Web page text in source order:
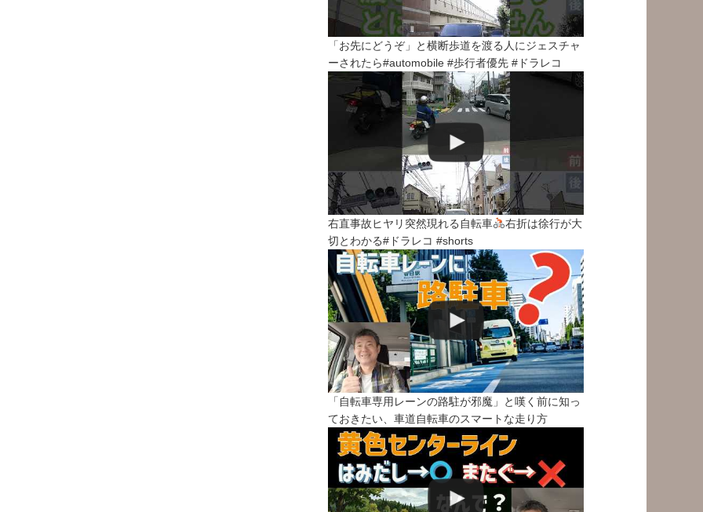
「お先にどうぞ」と横断歩道を渡る人にジェスチャ
ーされたら#automobile #歩行者優先 #ドラレコ
右直事故ヒヤリ突然現れる自転車
右折は徐行が大
切とわかる#ドラレコ #shorts
「自転車専用レーンの路駐が邪魔」と嘆く前に知っ
ておきたい、車道自転車のスマートな走り方